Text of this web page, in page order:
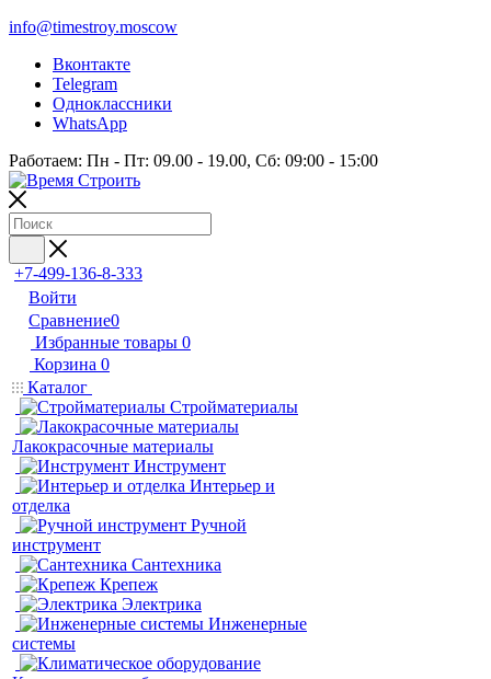
info@timestroy.moscow
Вконтакте
Telegram
Одноклассники
WhatsApp
Работаем: Пн - Пт: 09.00 - 19.00, Сб: 09:00 - 15:00
+7-499-136-8-333
Войти
Сравнение0
Избранные товары 0
Корзина 0
Каталог
Стройматериалы
Лакокрасочные материалы
Инструмент
Интерьер и
отделка
Ручной
инструмент
Сантехника
Крепеж
Электрика
Инженерные
системы